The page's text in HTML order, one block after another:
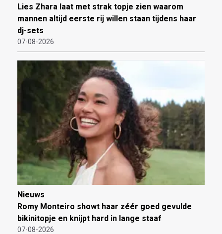
Lies Zhara laat met strak topje zien waarom
mannen altijd eerste rij willen staan tijdens haar
dj-sets
07-08-2026
Nieuws
Romy Monteiro showt haar zéér goed gevulde
bikinitopje en knijpt hard in lange staaf
07-08-2026